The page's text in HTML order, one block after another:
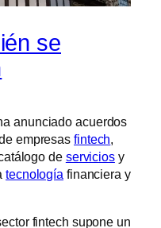
se
anunciado acuerdos
empresas fintech,
de serviciosy
tecnología financiera y
fintech supone un